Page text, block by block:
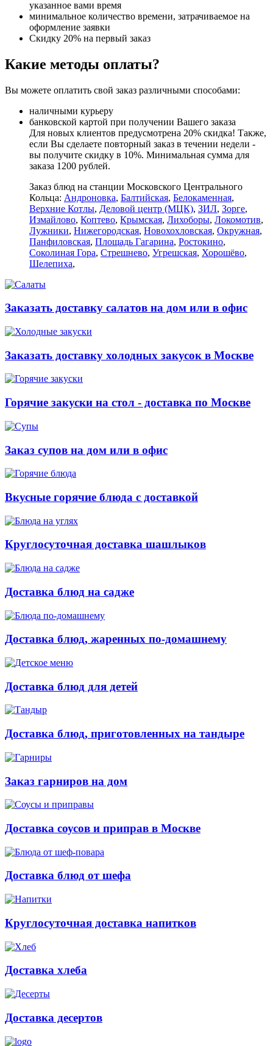
указанное вами время
минимальное количество времени, затрачиваемое на
оформление заявки
Скидку 20% на первый заказ
Какие методы оплаты?
Вы можете оплатить свой заказ различными способами:
наличными курьеру
банковской картой при получении Вашего заказа
Для новых клиентов предусмотрена 20% скидка! Также,
если Вы сделаете повторный заказ в течении недели -
вы получите скидку в 10%. Минимальная сумма для
заказа 1200 рублей.
Заказ блюд на станции Московского Центрального
Кольца: Андроновка, Балтийская, Белокаменная,
Верхние Котлы, Деловой центр (МЦК), ЗИЛ, Зорге,
Измайлово, Коптево, Крымская, Лихоборы, Локомотив,
Лужники, Нижегородская, Новохохловская, Окружная,
Панфиловская, Площадь Гагарина, Ростокино,
Соколиная Гора, Стрешнево, Угрешская, Хорошёво,
Шелепиха,
Заказать доставку салатов на дом или в офис
Заказать доставку холодных закусок в Москве
Горячие закуски на стол - доставка по Москве
Заказ супов на дом или в офис
Вкусные горячие блюда с доставкой
Круглосуточная доставка шашлыков
Доставка блюд на садже
Доставка блюд, жаренных по-домашнему
Доставка блюд для детей
Доставка блюд, приготовленных на тандыре
Заказ гарниров на дом
Доставка соусов и приправ в Москве
Доставка блюд от шефа
Круглосуточная доставка напитков
Доставка хлеба
Доставка десертов